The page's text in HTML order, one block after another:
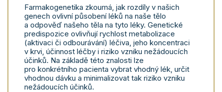
Farmakogenetika zkoumá, jak rozdíly v našich
genech ovlivní působení léků na naše tělo
a odpověď našeho těla na tyto léky. Genetické
predispozice ovlivňují rychlost metabolizace
(aktivaci či odbourávání) léčiva, jeho koncentraci
v krvi, účinnost léčby i riziko vzniku nežádoucích
účinků. Na základě této znalosti lze
pro konkrétního pacienta vybrat vhodný lék, určit
vhodnou dávku a minimalizovat tak riziko vzniku
nežádoucích účinků.